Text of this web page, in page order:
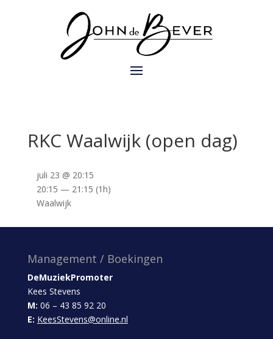
RKC Waalwijk (open dag)
juli 23 @ 20:15
20:15 — 21:15 (1h)
Waalwijk
Management / Boekingen
DeMuziekPromoter
Kees Stevens
M: 06 – 43 85 92 20
E: KeesStevens@online.nl